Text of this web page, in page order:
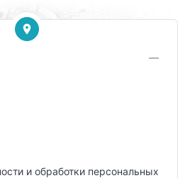
и обработки персональных